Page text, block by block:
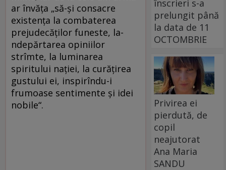
ar învăţa „să-şi consacre
existenţa la combaterea
prejudecăţilor funeste, la-
ndepărtarea opiniilor
strîmte, la luminarea
spiritului naţiei, la curăţirea
gustului ei, inspirîndu-i
frumoase sentimente şi idei
nobile“.
înscrieri s-a
prelungit până
la data de 11
OCTOMBRIE
Privirea ei
pierdută, de
copil
neajutorat
Ana Maria
SANDU